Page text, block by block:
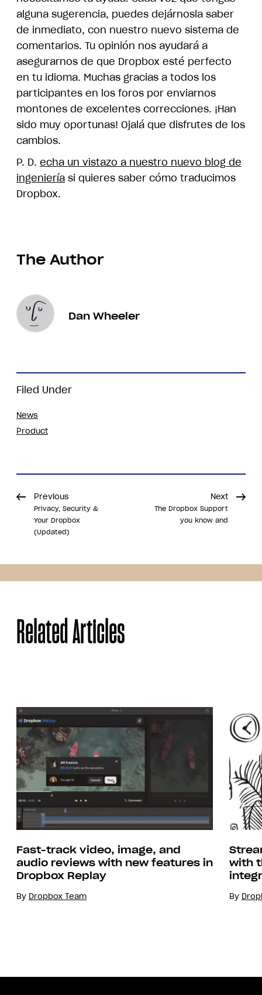
alguna sugerencia, puedes dejárnosla saber
de inmediato, con nuestro nuevo sistema de
comentarios. Tu opinión nos ayudará a
asegurarnos de que Dropbox esté perfecto
en tu idioma. Muchas gracias a todos los
participantes en los foros por enviarnos
montones de excelentes correcciones. ¡Han
sido muy oportunas! Ojalá que disfrutes de los
cambios.
P. D. echa un vistazo a nuestro nuevo blog de
ingeniería si quieres saber cómo traducimos
Dropbox.
Filed Under
News
Product
The Author
Dan Wheeler
Previous
Privacy, Security &
Your Dropbox
(Updated)
Next
The Dropbox Support
you know and
Related Articles
Fast-track video, image, and
audio reviews with new features in
Dropbox Replay
By Dropbox Team
with
By